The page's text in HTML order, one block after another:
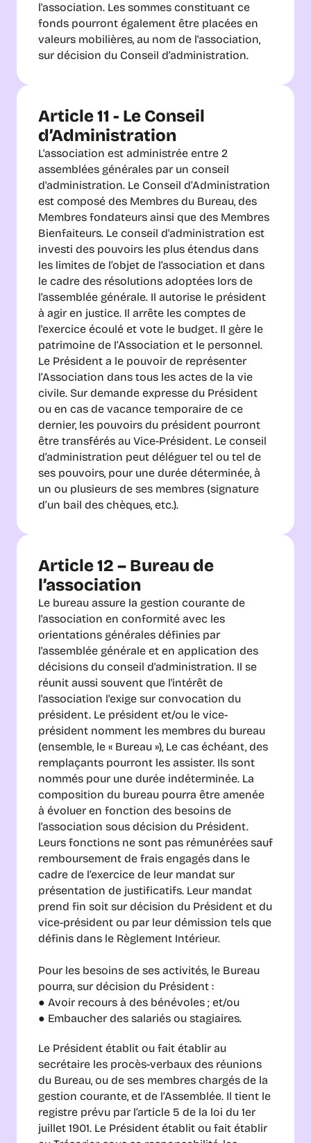
l'association. Les sommes constituant ce
fonds pourront également être placées en
valeurs mobilières, au nom de l'association,
sur décision du Conseil d’administration.
Article 11 - Le Conseil
d’Administration
L'association est administrée entre 2
assemblées générales par un conseil
d'administration. Le Conseil d’Administration
est composé des Membres du Bureau, des
Membres fondateurs ainsi que des Membres
Bienfaiteurs. Le conseil d'administration est
investi des pouvoirs les plus étendus dans
les limites de l’objet de l’association et dans
le cadre des résolutions adoptées lors de
l’assemblée générale. Il autorise le président
à agir en justice. Il arrête les comptes de
l'exercice écoulé et vote le budget. Il gère le
patrimoine de l’Association et le personnel.
Le Président a le pouvoir de représenter
l’Association dans tous les actes de la vie
civile. Sur demande expresse du Président
ou en cas de vacance temporaire de ce
dernier, les pouvoirs du président pourront
être transférés au Vice-Président. Le conseil
d’administration peut déléguer tel ou tel de
ses pouvoirs, pour une durée déterminée, à
un ou plusieurs de ses membres (signature
d’un bail des chèques, etc.).
Article 12 – Bureau de
l’association
Le bureau assure la gestion courante de
l'association en conformité avec les
orientations générales définies par
l'assemblée générale et en application des
décisions du conseil d'administration. Il se
réunit aussi souvent que l'intérêt de
l'association l'exige sur convocation du
président. Le président et/ou le vice-
président nomment les membres du bureau
(ensemble, le « Bureau »), Le cas échéant, des
remplaçants pourront les assister. Ils sont
nommés pour une durée indéterminée. La
composition du bureau pourra être amenée
à évoluer en fonction des besoins de
l’association sous décision du Président.
Leurs fonctions ne sont pas rémunérées sauf
remboursement de frais engagés dans le
cadre de l’exercice de leur mandat sur
présentation de justificatifs. Leur mandat
prend fin soit sur décision du Président et du
vice-président ou par leur démission tels que
définis dans le Règlement Intérieur.
Pour les besoins de ses activités, le Bureau
pourra, sur décision du Président :
● Avoir recours à des bénévoles ; et/ou
● Embaucher des salariés ou stagiaires.
Le Président établit ou fait établir au
secrétaire les procès-verbaux des réunions
du Bureau, ou de ses membres chargés de la
gestion courante, et de l’Assemblée. Il tient le
registre prévu par l’article 5 de la loi du 1er
juillet 1901. Le Président établit ou fait établir